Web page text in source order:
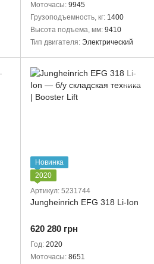
Моточасы 9945
Грузоподъемность, кг 1400
Высота подъема, мм 9410
Тип двигателя Электрический
Новинка
2020
Артикул: 5231744
Jungheinrich EFG 318 Li-Ion
620 280 грн
Год 2020
Моточасы 8651